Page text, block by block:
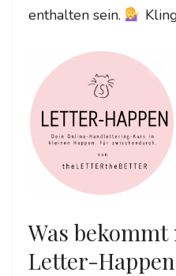
enthalten sein.
Was
Letter-